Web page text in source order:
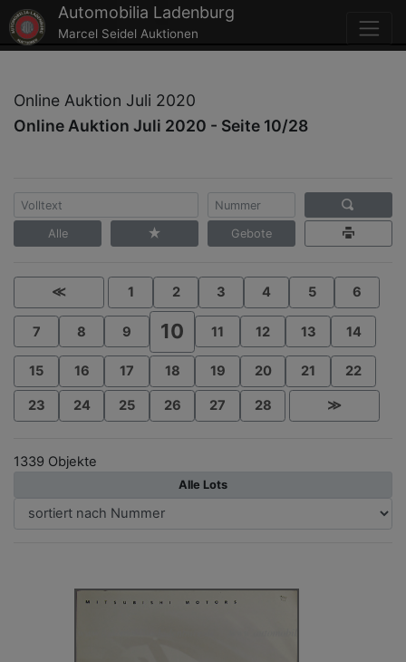
Automobilia Ladenburg
Marcel Seidel Auktionen
Online Auktion Juli 2020
Online Auktion Juli 2020 - Seite 10/28
Alle Gebote
≪ 1 2 3 4 5 6
7 8 9 10 11 12 13 14
15 16 17 18 19 20 21 22
23 24 25 26 27 28 ≫
1339 Objekte
Alle Lots